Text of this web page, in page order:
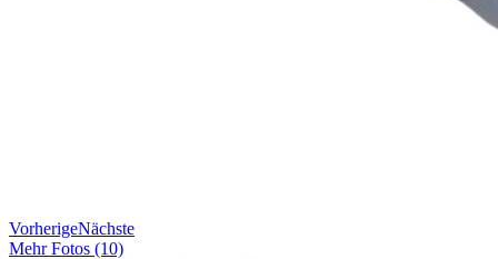
VorherigeNächste
Mehr Fotos (10)